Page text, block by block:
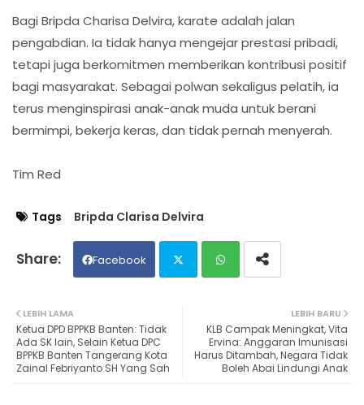
Bagi Bripda Charisa Delvira, karate adalah jalan
pengabdian. Ia tidak hanya mengejar prestasi pribadi,
tetapi juga berkomitmen memberikan kontribusi positif
bagi masyarakat. Sebagai polwan sekaligus pelatih, ia
terus menginspirasi anak-anak muda untuk berani
bermimpi, bekerja keras, dan tidak pernah menyerah.
Tim Red
Tags Bripda Clarisa Delvira
Facebook
ats
ap
LEBIH BARU
KLB Campak Meningkat, Vita
Ervina: Anggaran Imunisasi
Harus Ditambah, Negara Tidak
Boleh Abai Lindungi Anak
LEBIH LAMA
Ketua DPD BPPKB Banten: Tidak
Ada SK lain, Selain Ketua DPC
BPPKB Banten Tangerang Kota
Zainal Febriyanto SH Yang Sah